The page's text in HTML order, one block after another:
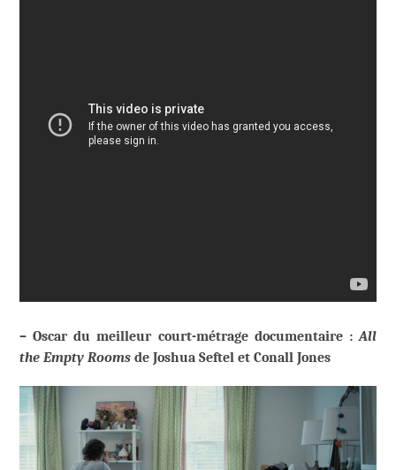
– Oscar du meilleur court-métrage documentaire : All
the Empty Rooms de Joshua Seftel et Conall Jones